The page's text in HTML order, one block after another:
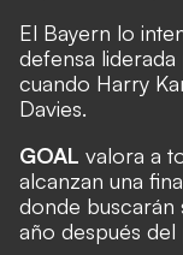
El Bayern lo
defensa
cuando Harry
Davies.
GOAL valora a
alcanzan una
donde buscarán
año después